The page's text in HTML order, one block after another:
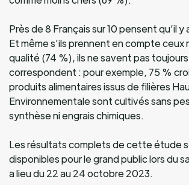
Près de 8 Français sur 10 pensent qu’il y
Et même s’ils prennent en compte ceux
qualité (74 %), ils ne savent pas toujours
correspondent : pour exemple, 75 %
produits alimentaires issus de filières
Environnementale sont cultivés sans
synthèse ni engrais chimiques.
Les résultats complets de cette étude
disponibles pour le grand public lors du
a lieu du 22 au 24 octobre 2023.